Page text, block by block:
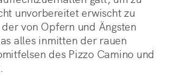
unvorbereitet erwischt zu
von Opfern und Ängsten
alles inmitten der rauen
des Pizzo Camino und